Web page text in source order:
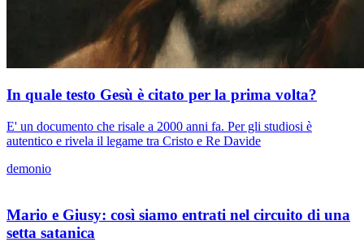
In quale testo Gesù è citato per la prima volta?
E' un documento che risale a 2000 anni fa. Per gli studiosi è
autentico e rivela il legame tra Cristo e Re Davide
demonio
Mario e Giusy: così siamo entrati nel circuito di una
setta satanica